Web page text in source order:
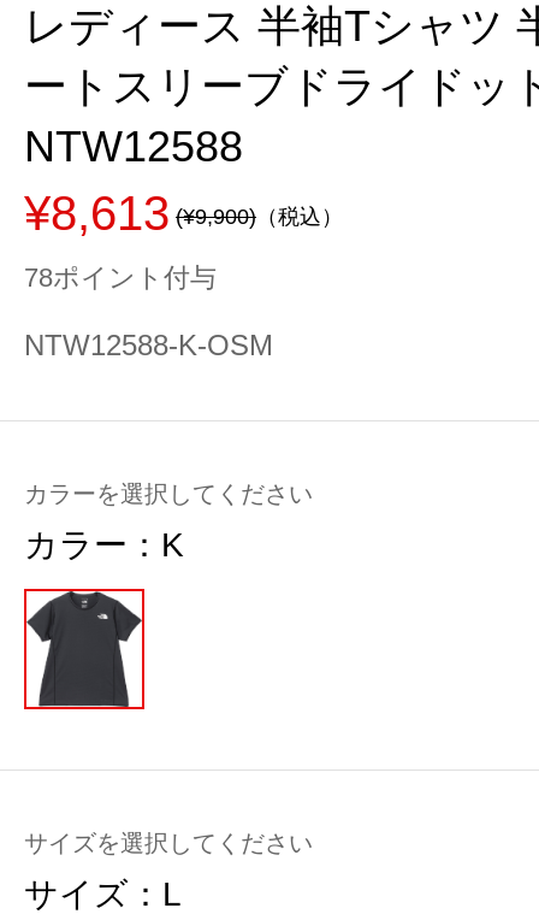
レディース 半袖Tシャツ
ートスリーブドライドッ
NTW12588
¥8,613 (¥9,900) （税込）
78ポイント付与
NTW12588-K-OSM
カラーを選択してください
カラー： K
サイズを選択してください
サイズ： L